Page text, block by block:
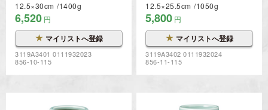
12.5×30cm 1400g
6,520 円
★ マイリストへ登録
3119A3401 0111932023
856-10-115
12.5×25.5cm 1050g
5,800 円
★ マイリストへ登録
3119A3402 0111932024
856-11-115